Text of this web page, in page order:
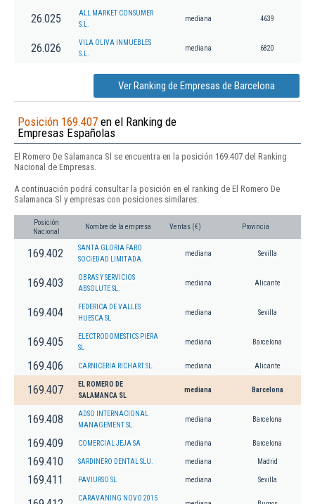
26.025
ALL MARKET CONSUMER
S.L.
mediana 4639
26.026
VILA OLIVA INMUEBLES
S.L.
mediana 6820
Ver Ranking de Empresas de Barcelona
Posición 169.407 en el Ranking de
Empresas Españolas
El Romero De Salamanca Sl se encuentra en la posición 169.407 del Ranking
Nacional de Empresas.
A continuación podrá consultar la posición en el ranking de El Romero De
Salamanca Sl y empresas con posiciones similares:
Posición
Nacional
Nombre de la empresa Ventas (€) Provincia
169.402
SANTA GLORIA FARO
SOCIEDAD LIMITADA.
mediana Sevilla
169.403
OBRAS Y SERVICIOS
ABSOLUTE SL.
mediana Alicante
169.404
FEDERICA DE VALLES
HUESCA SL
mediana Sevilla
169.405
ELECTRODOMESTICS PIERA
SL
mediana Barcelona
169.406 CARNICERIA RICHART SL. mediana Alicante
169.407
EL ROMERO DE
SALAMANCA SL
mediana Barcelona
169.408
ADSO INTERNACIONAL
MANAGEMENT SL.
mediana Barcelona
169.409 COMERCIAL JEJA SA mediana Barcelona
169.410 SARDINERO DENTAL SLU. mediana Madrid
169.411 PAVIURSO SL mediana Sevilla
CARAVANING NOVO 2015